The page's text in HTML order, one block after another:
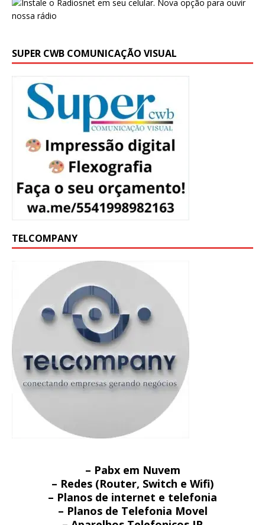
SUPER CWB COMUNICAÇÃO VISUAL
TELCOMPANY
– Pabx em Nuvem
– Redes (Router, Switch e Wifi)
– Planos de internet e telefonia
– Planos de Telefonia Movel